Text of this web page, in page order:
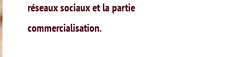
réseaux sociaux et la partie
commercialisation.